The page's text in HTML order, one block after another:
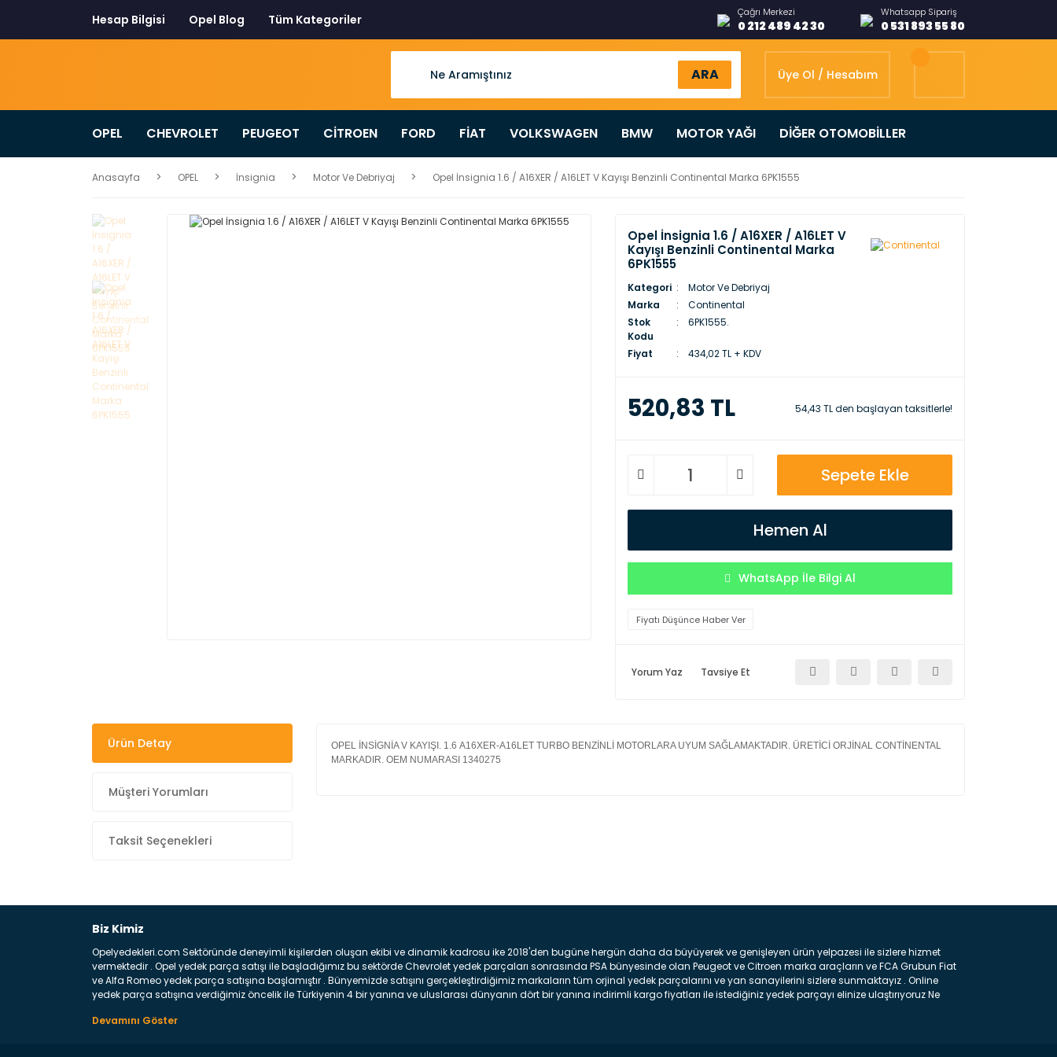
Hesap Bilgisi Opel Blog Tüm Kategoriler Çağrı Merkezi
0 212 489 42 30
Whatsapp Sipariş
0 531 893 55 80
ARA Üye Ol / Hesabım
OPEL CHEVROLET PEUGEOT CİTROEN FORD FİAT VOLKSWAGEN BMW MOTOR YAĞI DİĞER OTOMOBİLLER
Anasayfa OPEL İnsignia Motor Ve Debriyaj Opel İnsignia 1.6 / A16XER / A16LET V Kayışı Benzinli Continental Marka 6PK1555
Opel İnsignia 1.6 / A16XER / A16LET V
Kayışı Benzinli Continental Marka
6PK1555
Kategori
Motor Ve Debriyaj
Marka
Continental
Stok
Kodu
6PK1555.
Fiyat 434,02 TL + KDV
520,83 TL 54,43 TL den başlayan taksitlerle!
Sepete Ekle
Hemen Al
WhatsApp İle Bilgi Al
Fiyatı Düşünce Haber Ver
Yorum Yaz Tavsiye Et
Ürün Detay
Müşteri Yorumları
Taksit Seçenekleri
OPEL İNSİGNİA V KAYIŞI. 1.6 A16XER-A16LET TURBO BENZİNLİ MOTORLARA UYUM SAĞLAMAKTADIR. ÜRETİCİ ORJİNAL CONTİNENTAL
MARKADIR. OEM NUMARASI 1340275
Biz Kimiz
Opelyedekleri.com Sektöründe deneyimli kişilerden oluşan ekibi ve dinamik kadrosu ike 2018'den bugüne hergün daha da büyüyerek ve genişleyen ürün yelpazesi ile sizlere hizmet
vermektedir . Opel yedek parça satışı ile başladığımız bu sektörde Chevrolet yedek parçaları sonrasında PSA bünyesinde olan Peugeot ve Citroen marka araçların ve FCA Grubun Fiat
ve Alfa Romeo yedek parça satışına başlamıştır . Bünyemizde satışını gerçekleştirdiğimiz markaların tüm orjinal yedek parçalarını ve yan sanayilerini sizlere sunmaktayız . Online
yedek parça satışına verdiğimiz öncelik ile Türkiyenin 4 bir yanına ve uluslarası dünyanın dört bir yanına indirimli kargo fiyatları ile istediğiniz yedek parçayı elinize ulaştırıyoruz Ne
belirttiğimiz parçalar sizlere fikir sağlayacaktır. Ön Tampon : Aracınızın ön kısmında bulunan plastik darbe emici amacı ile yapılmış olan kaporta aksam parçasıdır. Çamurluk :